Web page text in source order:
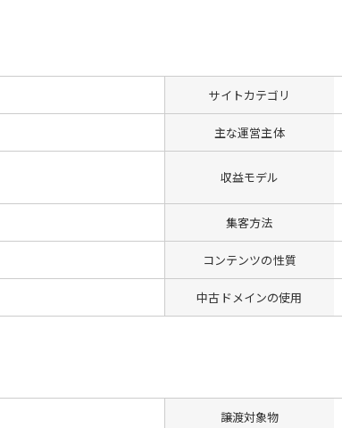
サイトカテゴリ
主な運営主体
収益モデル
集客方法
コンテンツの性質
中古ドメインの使用
譲渡対象物